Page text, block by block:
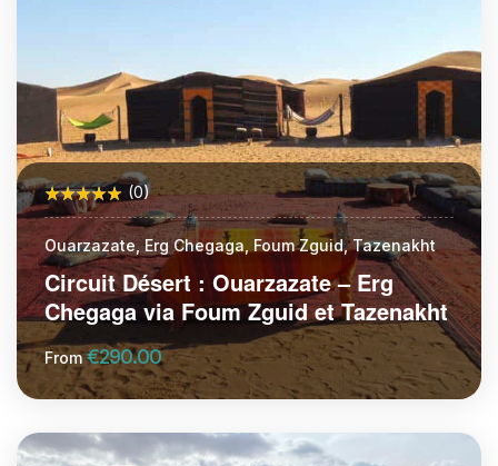
(0)
Ouarzazate, Erg Chegaga, Foum Zguid, Tazenakht
Circuit Désert : Ouarzazate – Erg
Chegaga via Foum Zguid et Tazenakht
From €290.00
More Information